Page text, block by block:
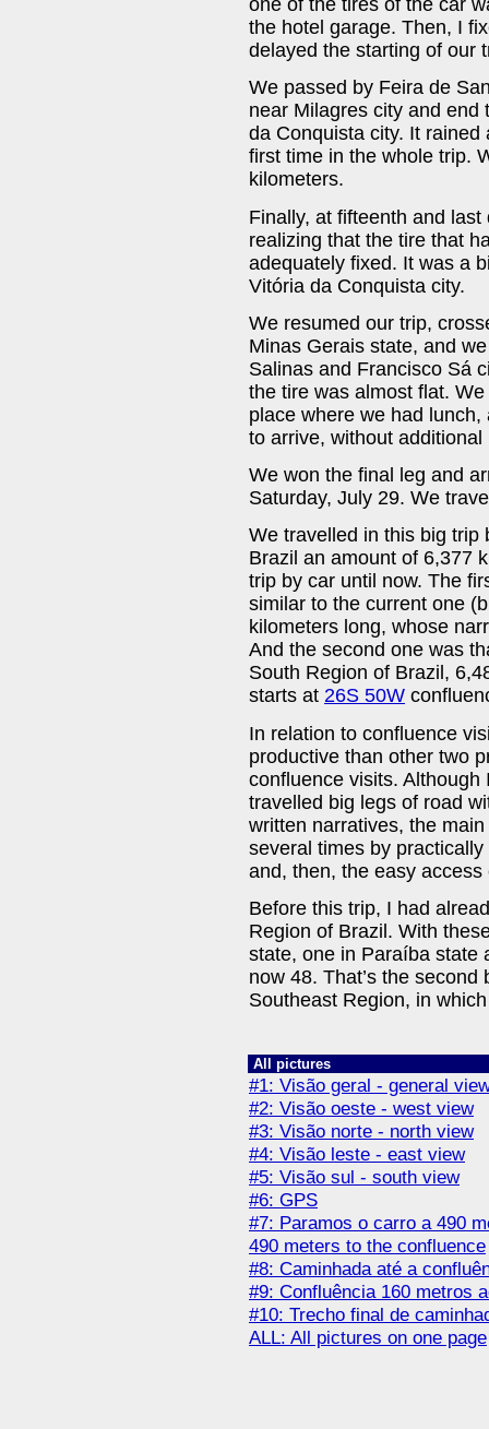
the hotel garage. Then, I
delayed the starting of our
We passed by Feira de
near Milagres city and end
da Conquista city. It
first time in the whole trip.
kilometers.
Finally, at fifteenth and
realizing that the tire that
adequately fixed. It was a
Vitória da Conquista city.
We resumed our trip,
Minas Gerais state, and
Salinas and Francisco Sá
the tire was almost flat.
place where we had
to arrive, without
We won the final leg and
Saturday, July 29. We
We travelled in this big trip
Brazil an amount of 6,377
trip by car until now. The
similar to the current one
kilometers long, whose
And the second one was
South Region of Brazil,
starts at 26S 50W
In relation to confluence
productive than other two
confluence visits.
travelled big legs of road
written narratives, the
several times by
and, then, the easy
Before this trip, I had
Region of Brazil. With
state, one in Paraíba state
now 48. That’s the
Southeast Region, in
All pictures
#1: Visão geral - general
#2: Visão oeste - west view
#3: Visão norte - north view
#4: Visão leste - east view
#5: Visão sul - south view
#6: GPS
#7: Paramos o carro a 490
490 meters to the confluence
#8: Caminhada até a
#9: Confluência 160 metros
#10: Trecho final de
ALL: All pictures on one page